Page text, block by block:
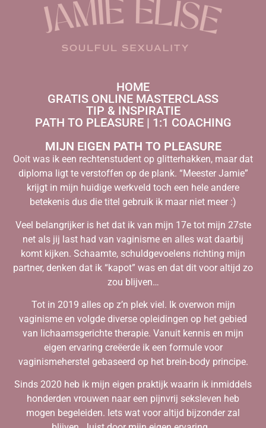
HOME
GRATIS ONLINE MASTERCLASS
TIP & INSPIRATIE
PATH TO PLEASURE | 1:1 COACHING
MIJN EIGEN PATH TO PLEASURE
Ooit was ik een rechtenstudent op glitterhakken, maar dat
diploma ligt te verstoffen op de plank. “Meester Jamie”
krijgt in mijn huidige werkveld toch een hele andere
betekenis dus die titel gebruik ik maar niet meer :)
Veel belangrijker is het dat ik van mijn 17e tot mijn 27ste
net als jij last had van vaginisme en alles wat daarbij
komt kijken. Schaamte, schuldgevoelens richting mijn
partner, denken dat ik “kapot” was en dat dit voor altijd zo
zou blijven…
Tot in 2019 alles op z’n plek viel. Ik overwon mijn
vaginisme en volgde diverse opleidingen op het gebied
van lichaamsgerichte therapie. Vanuit kennis en mijn
eigen ervaring creëerde ik een formule voor
vaginismeherstel gebaseerd op het brein-body principe.
Sinds 2020 heb ik mijn eigen praktijk waarin ik inmiddels
honderden vrouwen naar een pijnvrij seksleven heb
mogen begeleiden. Iets wat voor altijd bijzonder zal